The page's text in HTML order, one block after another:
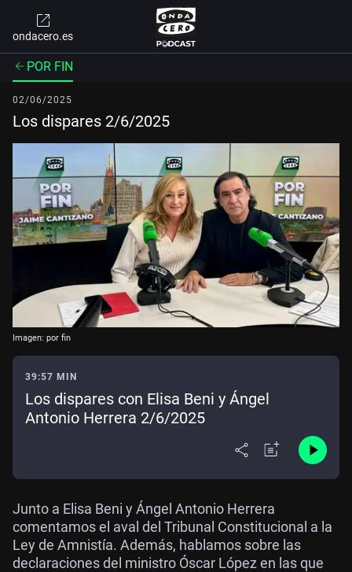
ondacero.es
POR FIN
02/06/2025
Los dispares 2/6/2025
Imagen: por fin
39:57 MIN
Los dispares con Elisa Beni y Ángel
Antonio Herrera 2/6/2025
Junto a Elisa Beni y Ángel Antonio Herrera
comentamos el aval del Tribunal Constitucional a la
Ley de Amnistía. Además, hablamos sobre las
declaraciones del ministro Óscar López en las que